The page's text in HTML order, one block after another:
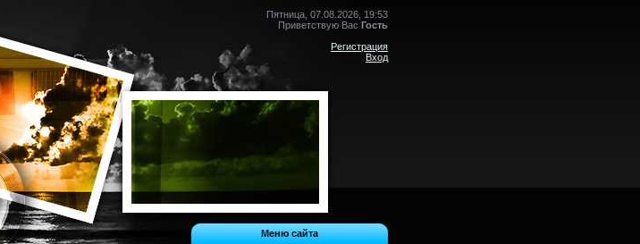
Пятница, 07.08.2026, 19:53
Приветствую Вас Гость
Регистрация
Вход
Меню сайта